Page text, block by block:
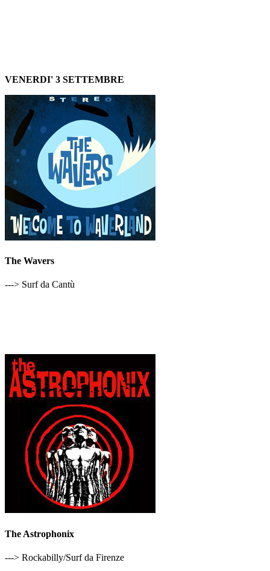
VENERDI' 3 SETTEMBRE
The Wavers
---> Surf da Cantù
The Astrophonix
---> Rockabilly/Surf da Firenze